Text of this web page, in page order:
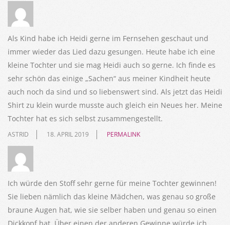
Als Kind habe ich Heidi gerne im Fernsehen geschaut und
immer wieder das Lied dazu gesungen. Heute habe ich eine
kleine Tochter und sie mag Heidi auch so gerne. Ich finde es
sehr schön das einige „Sachen“ aus meiner Kindheit heute
auch noch da sind und so liebenswert sind. Als jetzt das Heidi
Shirt zu klein wurde musste auch gleich ein Neues her. Meine
Tochter hat es sich selbst zusammengestellt.
ASTRID 18. APRIL 2019 PERMALINK
Ich würde den Stoff sehr gerne für meine Tochter gewinnen!
Sie lieben nämlich das kleine Mädchen, was genau so große
braune Augen hat, wie sie selber haben und genau so einen